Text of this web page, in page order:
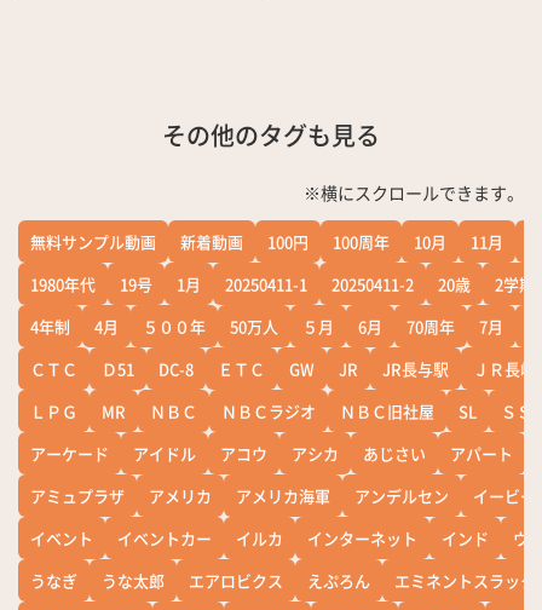
その他のタグも見る
※横にスクロールできます。
無料サンプル動画 新着動画 100円 100周年 10月 11月
1980年代
19号 1月 20250411-1 20250411-2 20歳
2学期
4年制
4月 ５００年 50万人 ５月 6月 70周年 7月
ＣＴＣ
Ｄ51 DC-8 ＥＴＣ GW JR JR長与駅
ＪＲ長崎
ＬＰＧ
MR ＮＢＣ ＮＢＣラジオ ＮＢＣ旧社屋 SL
ＳＳ
アーケード
アイドル アコウ アシカ あじさい アパート
アミュプラザ
アメリカ アメリカ海軍 アンデルセン
イービー
イベント
イベントカー イルカ インターネット インド
ウ
うなぎ
うな太郎 エアロビクス えぷろん
エミネントスラック